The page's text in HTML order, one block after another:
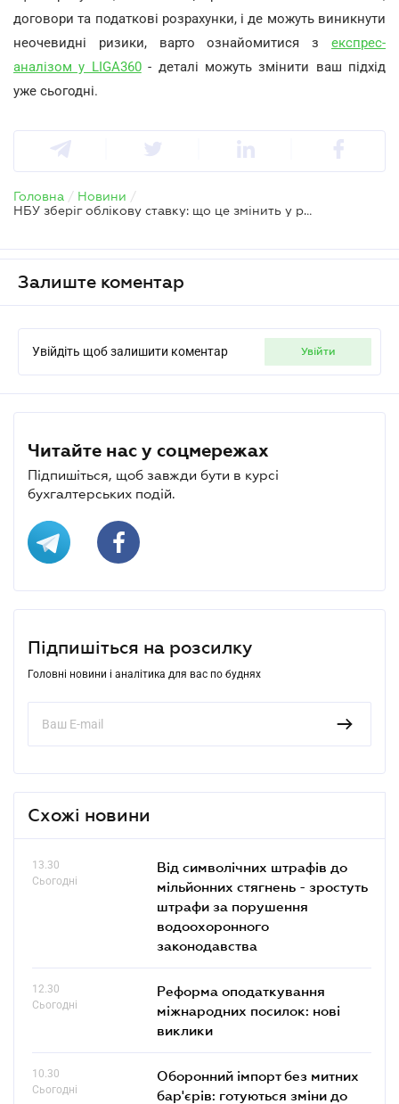
договори та податкові розрахунки, і де можуть виникнути
неочевидні ризики, варто ознайомитися з експрес-
аналізом у LIGA360- деталі можуть змінити ваш підхід
уже сьогодні.
Головна / Новини /
НБУ зберіг облікову ставку: що це змінить у розрахунках бізнесу
Залиште коментар
Увійдіть щоб залишити коментар увійти
Читайте нас у соцмережах
Підпишіться, щоб завжди бути в курсі
бухгалтерських подій.
Підпишіться на розсилку
Головні новини і аналітика для вас по буднях
Схожі новини
13.30
Сьогодні
Від символічних штрафів до
мільйонних стягнень - зростуть
штрафи за порушення
водоохоронного
законодавства
12.30
Сьогодні
Реформа оподаткування
міжнародних посилок: нові
виклики
10.30
Сьогодні
Оборонний імпорт без митних
бар'єрів: готуються зміни до